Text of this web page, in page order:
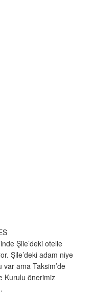
Şile’deki otelle
Şile’deki adam niye
var ama Taksim’de
Kurulu önerimiz